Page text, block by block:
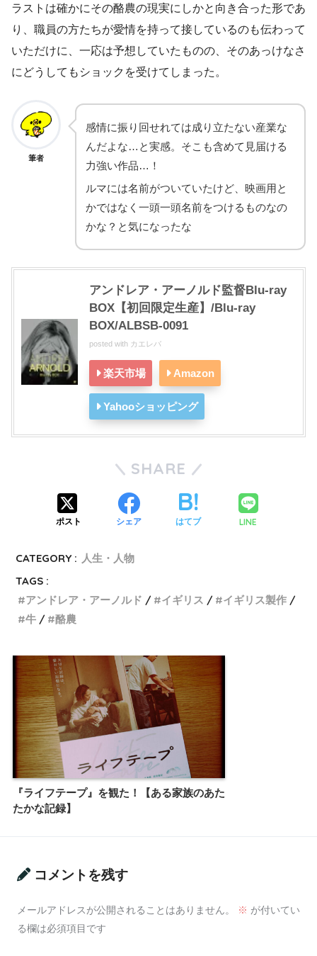
ラストは確かにその酪農の現実にしかと向き合った形であ
り、職員の方たちが愛情を持って接しているのも伝わって
いただけに、一応は予想していたものの、そのあっけなさ
にどうしてもショックを受けてしまった。
筆者
感情に振り回せれては成り立たない産業な
んだよな…と実感。そこも含めて見届ける
力強い作品…！
ルマには名前がついていたけど、映画用と
かではなく一頭一頭名前をつけるものなの
かな？と気になったな
アンドレア・アーノルド監督Blu-ray
BOX【初回限定生産】/Blu-ray
BOX/ALBSB-0091
posted with カエレバ
楽天市場 Amazon
Yahooショッピング
SHARE
ポスト シェア はてブ LINE
CATEGORY : 人生・人物
TAGS :
アンドレア・アーノルド
イギリス
イギリス製作
牛
酪農
『ライフテープ』を観た！【ある家族のあた
たかな記録】
コメントを残す
メールアドレスが公開されることはありません。 ※ が付いてい
る欄は必須項目です